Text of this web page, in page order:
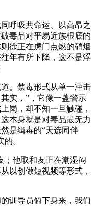
呼吸共命运、以高昂之
毒品对平易近族根底的
徐正在虎门点燃的硝烟
年有所下降，这不是浮
。禁毒形式从单一冲击
实，”，它像一盏警示
岗，却不知一旦触碰，
本身就是对毒品最无力
是缉毒的“天选同伴
。
他取和友正在潮湿闷
以创做短视频等形式，
训导员俯下身来，我们